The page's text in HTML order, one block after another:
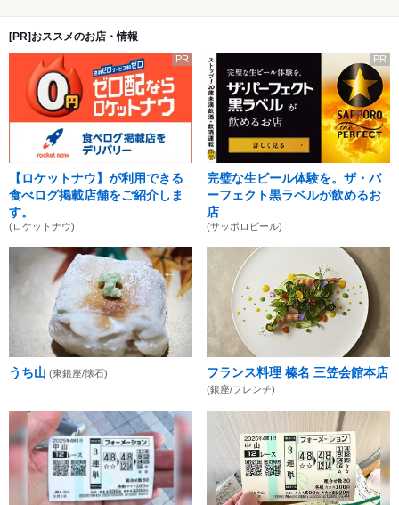
[PR]おススメのお店・情報
PR
【ロケットナウ】が利用できる
食べログ掲載店舗をご紹介しま
す。
(ロケットナウ)
PR
完璧な生ビール体験を。ザ・パ
ーフェクト黒ラベルが飲めるお
店
(サッポロビール)
うち山 (東銀座/懐石) フランス料理 榛名 三笠会館本店
(銀座/フレンチ)